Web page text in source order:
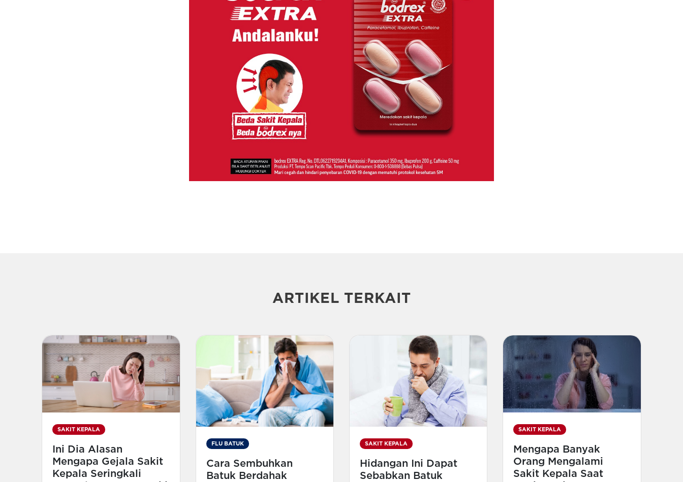
ARTIKEL TERKAIT
SAKIT KEPALA
Ini Dia Alasan
Mengapa Gejala Sakit
Kepala Seringkali
FLU BATUK
Cara Sembuhkan
Batuk Berdahak
SAKIT KEPALA
Hidangan Ini Dapat
Sebabkan Batuk
SAKIT KEPALA
Mengapa Banyak
Orang Mengalami
Sakit Kepala Saat